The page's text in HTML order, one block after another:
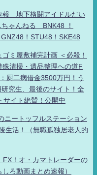
報 地下格闘アイドルだい
ゃんねる BNK48 ！
！STU48！SKE48
ミ屋敷補完計画 ＜必殺！
清掃・遺品整理への道F
厨二病借金3500万円！う
究生、最後のサイト！全
サイト絶賛！公開中
ニートッフルステーション
生活！（無職孤独居老人的
！オ・カマトレーダーの
ろ動画まとめ速報）